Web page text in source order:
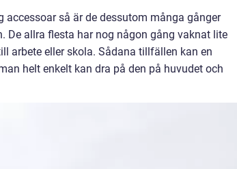
så är de dessutom många gånger
De allra flesta har nog någon gång vaknat lite
arbete eller skola. Sådana tillfällen kan en
helt enkelt kan dra på den på huvudet och